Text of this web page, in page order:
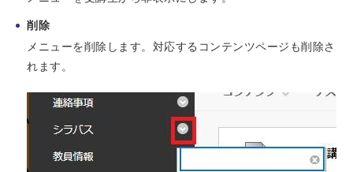
削除
メニューを削除します。対応するコンテンツページも削除さ
れます。